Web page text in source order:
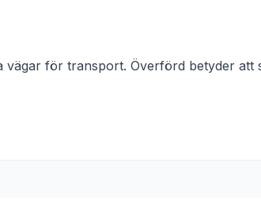
vägar för transport. Överförd betyder